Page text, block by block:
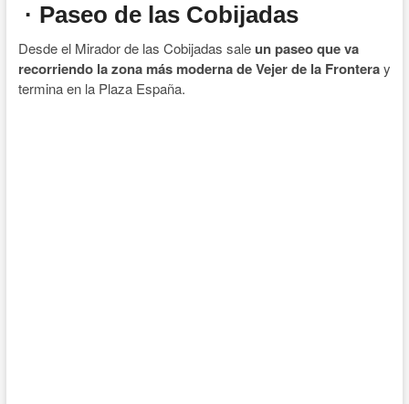
· Paseo de las Cobijadas
Desde el Mirador de las Cobijadas saleun paseo que va
recorriendo la zona más moderna de Vejer de la Fronteray
termina en la Plaza España.